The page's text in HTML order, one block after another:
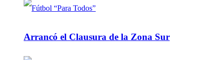
Arrancó el Clausura de la Zona Sur